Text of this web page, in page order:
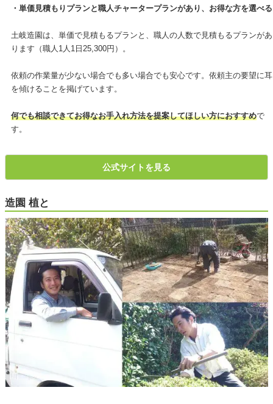
・単価見積もりプランと職人チャータープランがあり、お得な方を選べる
土岐造園は、単価で見積もるプランと、職人の人数で見積もるプランがあ
ります（職人1人1日25,300円）。
依頼の作業量が少ない場合でも多い場合でも安心です。依頼主の要望に耳
を傾けることを掲げています。
何でも相談できてお得なお手入れ方法を提案してほしい方におすすめで
す。
公式サイトを見る
造園 植と